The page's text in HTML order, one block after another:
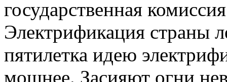
государственная
Электрификация страны
пятилетка идею
мощнее. Засияют огни